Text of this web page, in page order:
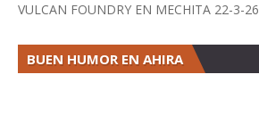
VULCAN FOUNDRY EN MECHITA 22-3-26
BUEN HUMOR EN AHIRA